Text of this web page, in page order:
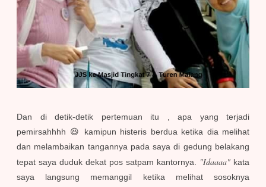
Dan di detik-detik pertemuan itu , apa yang terjadi
pemirsahhhh 😆 kamipun histeris berdua ketika dia melihat
dan melambaikan tangannya pada saya di gedung belakang
tepat saya duduk dekat pos satpam kantornya. "Idaaaa" kata
saya langsung memanggil ketika melihat sosoknya